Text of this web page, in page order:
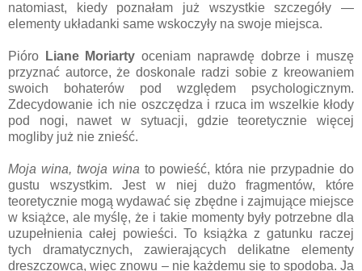
natomiast, kiedy poznałam już wszystkie szczegóły —
elementy układanki same wskoczyły na swoje miejsca.
Pióro Liane Moriarty oceniam naprawdę dobrze i muszę
przyznać autorce, że doskonale radzi sobie z kreowaniem
swoich bohaterów pod względem psychologicznym.
Zdecydowanie ich nie oszczędza i rzuca im wszelkie kłody
pod nogi, nawet w sytuacji, gdzie teoretycznie więcej
mogliby już nie znieść.
Moja wina, twoja wina to powieść, która nie przypadnie do
gustu wszystkim. Jest w niej dużo fragmentów, które
teoretycznie mogą wydawać się zbędne i zajmujące miejsce
w książce, ale myślę, że i takie momenty były potrzebne dla
uzupełnienia całej powieści. To książka z gatunku raczej
tych dramatycznych, zawierających delikatne elementy
dreszczowca, więc znowu – nie każdemu się to spodoba. Ja